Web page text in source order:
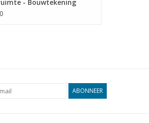
- Bouwtekening
1 : N/A (45.40.011)
ABONNEER